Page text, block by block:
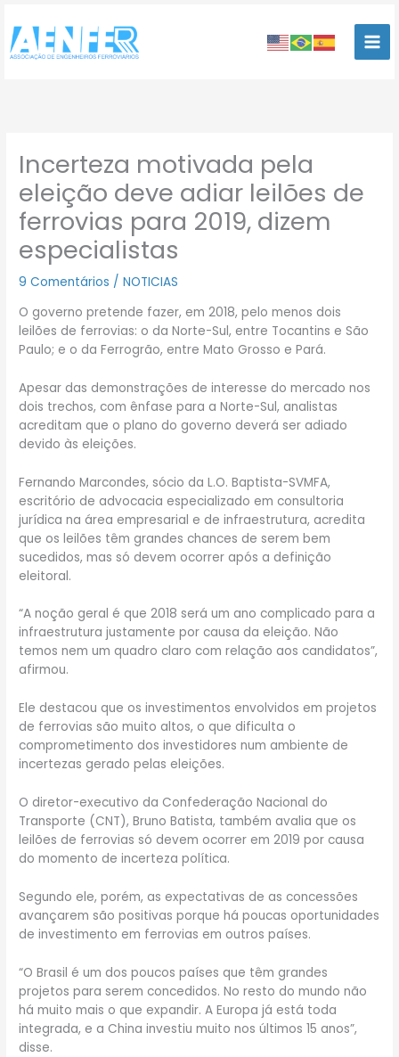
para
conteúdo
Incerteza motivada pela
eleição deve adiar leilões de
ferrovias para 2019, dizem
especialistas
9 Comentários /NOTICIAS
O governo pretende fazer, em 2018, pelo menos dois
leilões de ferrovias: o da Norte-Sul, entre Tocantins e São
Paulo; e o da Ferrogrão, entre Mato Grosso e Pará.
Apesar das demonstrações de interesse do mercado nos
dois trechos, com ênfase para a Norte-Sul, analistas
acreditam que o plano do governo deverá ser adiado
devido às eleições.
Fernando Marcondes, sócio da L.O. Baptista-SVMFA,
escritório de advocacia especializado em consultoria
jurídica na área empresarial e de infraestrutura, acredita
que os leilões têm grandes chances de serem bem
sucedidos, mas só devem ocorrer após a definição
eleitoral.
“A noção geral é que 2018 será um ano complicado para a
infraestrutura justamente por causa da eleição. Não
temos nem um quadro claro com relação aos candidatos”,
afirmou.
Ele destacou que os investimentos envolvidos em projetos
de ferrovias são muito altos, o que dificulta o
comprometimento dos investidores num ambiente de
incertezas gerado pelas eleições.
O diretor-executivo da Confederação Nacional do
Transporte (CNT), Bruno Batista, também avalia que os
leilões de ferrovias só devem ocorrer em 2019 por causa
do momento de incerteza política.
Segundo ele, porém, as expectativas de as concessões
avançarem são positivas porque há poucas oportunidades
de investimento em ferrovias em outros países.
“O Brasil é um dos poucos países que têm grandes
projetos para serem concedidos. No resto do mundo não
há muito mais o que expandir. A Europa já está toda
integrada, e a China investiu muito nos últimos 15 anos”,
disse.